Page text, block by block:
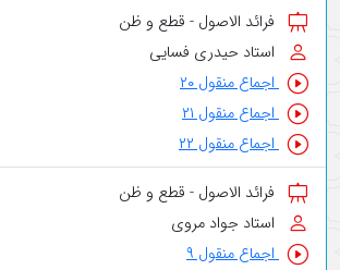
فرائد الاصول - قطع و ظن
استاد حیدری فسایی
اجماع منقول ۲۰
اجماع منقول ۲۱
اجماع منقول ۲۲
فرائد الاصول - قطع و ظن
استاد جواد مروی
اجماع منقول ۹